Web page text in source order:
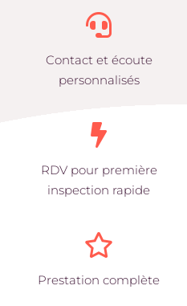
Contact et écoute
personnalisés
RDV pour première
inspection rapide
Prestation complète